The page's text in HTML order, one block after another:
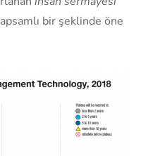
bir şeklinde öne